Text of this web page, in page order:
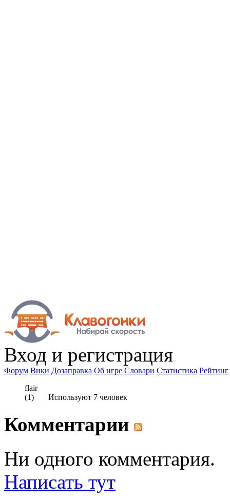
Вход и регистрация
Форум Вики Дозаправка Об игре Словари Статистика Рейтинг
flair
(1) Используют 7 человек
Комментарии
Ни одного комментария.
Написать тут